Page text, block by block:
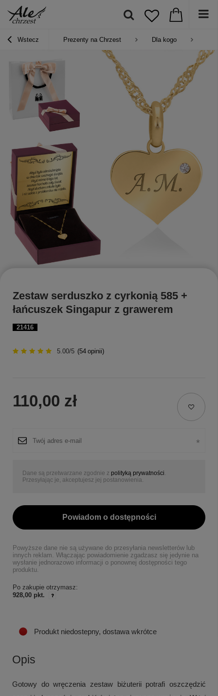
Wstecz Prezenty na Chrzest Dla kogo
21416
Zestaw serduszko z cyrkonią 585 +
łańcuszek Singapur z grawerem
5.00/5 (54 opinii)
110,00 zł
Dane są przetwarzane zgodnie z polityką prywatności
Przesyłając je, akceptujesz jej postanowienia.
Powiadom o dostępności
Powyższe dane nie są używane do przesyłania newsletterów lub
innych reklam. Włączając powiadomienie zgadzasz się jedynie na
wysłanie jednorazowo informacji o ponownej dostępności tego
produktu.
Po zakupie otrzymasz:
928,00 pkt.
Produkt niedostepny, dostawa wkrótce
Opis
Gotowy do wręczenia zestaw biżuterii potrafi oszczędzić